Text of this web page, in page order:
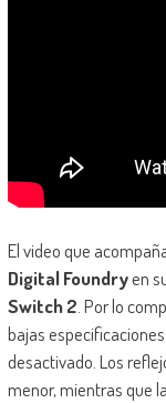
El video que
Digital Foundryen
Switch 2 . Por lo
bajas
desactivado. Los
menor, mientras que